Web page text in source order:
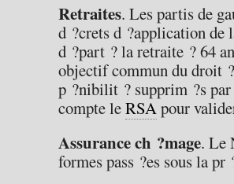
Retraites. Les partis de
d ?crets d ?application de
d ?part ? la retraite ? 64
objectif commun du droit
p ?nibilit ? supprim ?s par
compte leRSA pour
Assurance ch ?mage. Le
formes pass ?es sous la